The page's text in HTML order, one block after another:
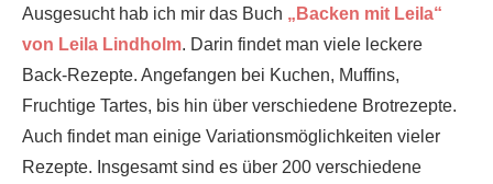
Ausgesucht hab ich mir das Buch „Backen mit Leila“
von Leila Lindholm. Darin findet man viele leckere
Back-Rezepte. Angefangen bei Kuchen, Muffins,
Fruchtige Tartes, bis hin über verschiedene Brotrezepte.
Auch findet man einige Variationsmöglichkeiten vieler
Rezepte. Insgesamt sind es über 200 verschiedene